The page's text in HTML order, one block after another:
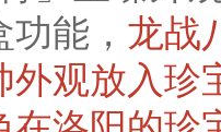
能， 龙战
外观放入